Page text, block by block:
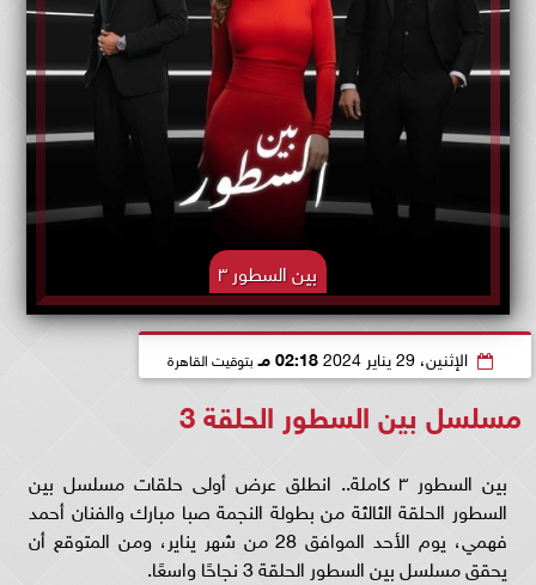
بين السطور ٣
الإثنين، 29 يناير 2024 02:18 مـ بتوقيت القاهرة
مسلسل بين السطور الحلقة 3
بين السطور ٣ كاملة.. انطلق عرض أولى حلقات مسلسل بين
السطور الحلقة الثالثة من بطولة النجمة صبا مبارك والفنان أحمد
فهمي، يوم الأحد الموافق 28 من شهر يناير، ومن المتوقع أن
يحقق مسلسل بين السطور الحلقة 3 نجاحًا واسعًا.